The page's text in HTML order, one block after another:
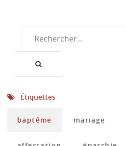
Étiquettes
baptême mariage